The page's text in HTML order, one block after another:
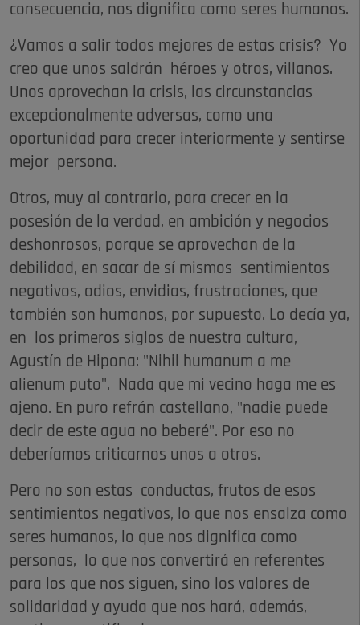
consecuencia, nos dignifica como seres humanos.
¿Vamos a salir todos mejores de estas crisis? Yo
creo que unos saldrán héroes y otros, villanos.
Unos aprovechan la crisis, las circunstancias
excepcionalmente adversas, como una
oportunidad para crecer interiormente y sentirse
mejor persona.
Otros, muy al contrario, para crecer en la
posesión de la verdad, en ambición y negocios
deshonrosos, porque se aprovechan de la
debilidad, en sacar de sí mismos sentimientos
negativos, odios, envidias, frustraciones, que
también son humanos, por supuesto. Lo decía ya,
en los primeros siglos de nuestra cultura,
Agustín de Hipona: "Nihil humanum a me
alienum puto". Nada que mi vecino haga me es
ajeno. En puro refrán castellano, "nadie puede
decir de este agua no beberé". Por eso no
deberíamos criticarnos unos a otros.
Pero no son estas conductas, frutos de esos
sentimientos negativos, lo que nos ensalza como
seres humanos, lo que nos dignifica como
personas, lo que nos convertirá en referentes
para los que nos siguen, sino los valores de
solidaridad y ayuda que nos hará, además,